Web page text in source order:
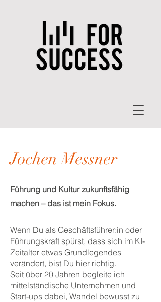
Jochen Messner
Führung und Kultur zukunftsfähig
machen – das ist mein Fokus.
Wenn Du als Geschäftsführer:in oder
Führungskraft spürst, dass sich im KI-
Zeitalter etwas Grundlegendes
verändert, bist Du hier richtig.
Seit über 20 Jahren begleite ich
mittelständische Unternehmen und
Start-ups dabei, Wandel bewusst zu